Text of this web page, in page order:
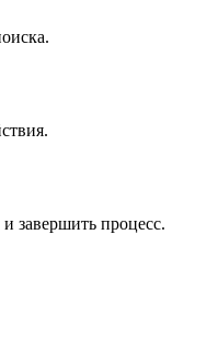
завершить процесс.